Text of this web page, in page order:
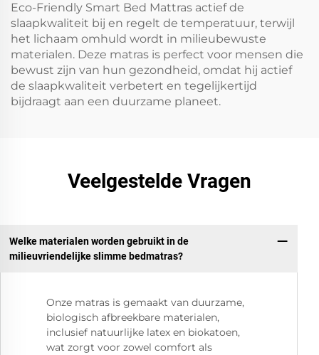
Eco-Friendly Smart Bed Mattras actief de
slaapkwaliteit bij en regelt de temperatuur, terwijl
het lichaam omhuld wordt in milieubewuste
materialen. Deze matras is perfect voor mensen die
bewust zijn van hun gezondheid, omdat hij actief
de slaapkwaliteit verbetert en tegelijkertijd
bijdraagt aan een duurzame planeet.
Veelgestelde Vragen
Welke materialen worden gebruikt in de
milieuvriendelijke slimme bedmatras?
Onze matras is gemaakt van duurzame,
biologisch afbreekbare materialen,
inclusief natuurlijke latex en biokatoen,
wat zorgt voor zowel comfort als